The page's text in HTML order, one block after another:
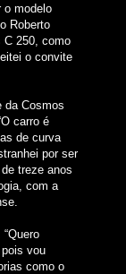
o modelo
Roberto
C 250, como
o convite
da Cosmos
carro é
de curva
por ser
treze anos
com a
vou
como o